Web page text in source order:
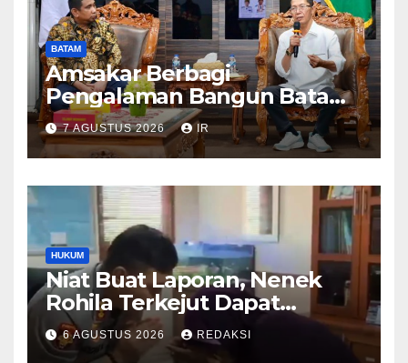
BATAM
Amsakar Berbagi
Pengalaman Bangun Batam,
DPRD Dumai Dalami
Pendidikan hingga Investasi
7 AGUSTUS 2026 IR
HUKUM
Niat Buat Laporan, Nenek
Rohila Terkejut Dapat
Bantuan dari Kabid Propam
Kombes Pol Eddwi
6 AGUSTUS 2026 REDAKSI